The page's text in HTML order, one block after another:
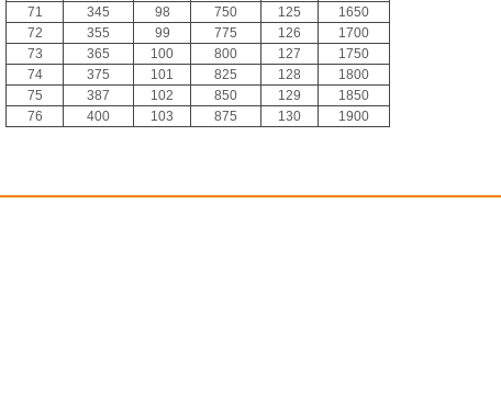
71
345 98 750 125
1650
72
355 99 775 126
1700
73
365 100 800 127
1750
74
375 101 825 128
1800
75
387 102 850 129
1850
76
400 103 875 130 1900